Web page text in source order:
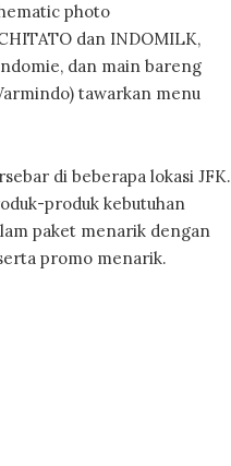
photo
dan INDOMILK,
dan main bareng
tawarkan menu
di beberapa lokasi JFK.
produk kebutuhan
paket menarik dengan
promo menarik.